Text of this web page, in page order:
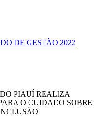
DE GESTÃO 2022
PIAUÍ REALIZA
O CUIDADO SOBRE